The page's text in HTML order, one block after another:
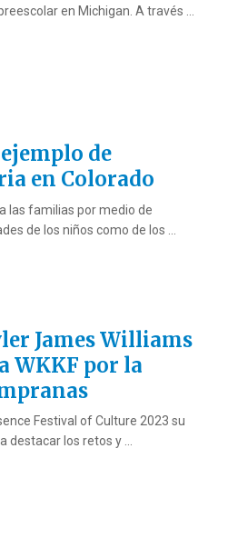
en Michigan. A través ...
de
en Colorado
las familias por medio de
de los niños como de los ...
James Williams
WKKF por la
Festival of Culture 2023 su
destacar los retos y ...